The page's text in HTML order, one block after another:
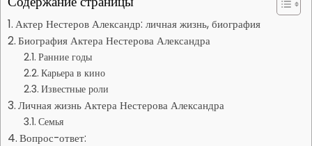
Актер Нестеров Александр: личная жизнь, биография
Биография Актера Нестерова Александра
Ранние годы
Карьера в кино
Известные роли
Личная жизнь Актера Нестерова Александра
Семья
Вопрос-ответ: